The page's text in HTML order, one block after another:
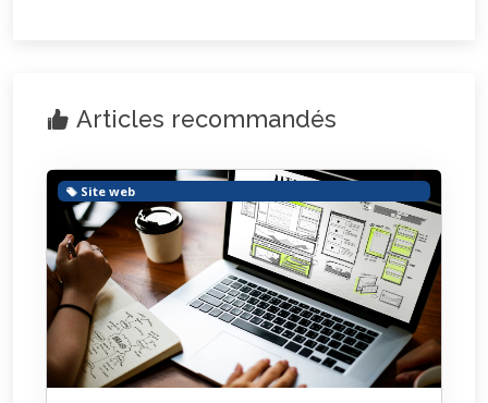
Articles recommandés
Site web